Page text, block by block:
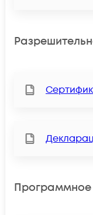
Программное